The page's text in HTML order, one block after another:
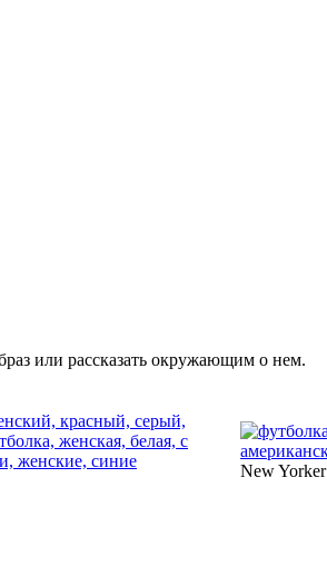
или рассказать окружающим о нем.
New Yorker